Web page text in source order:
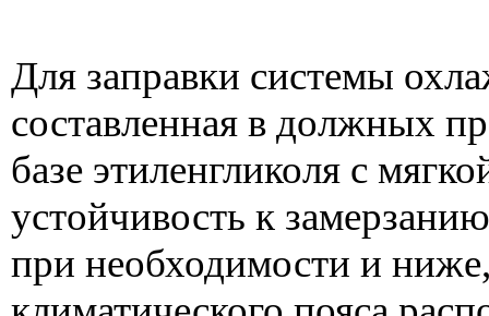
Для заправки системы
составленная в должных
базе этиленгликоля с
устойчивость к
при необходимости и